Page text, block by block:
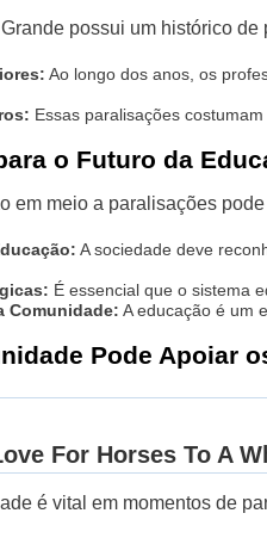
possui um histórico
Ao longo dos anos, os
Essas paralisações
o Futuro da
em meio a paralisações
A sociedade deve
É essencial que o sistema
Comunidade: A educação é um
Pode Apoiar
é vital em momentos de